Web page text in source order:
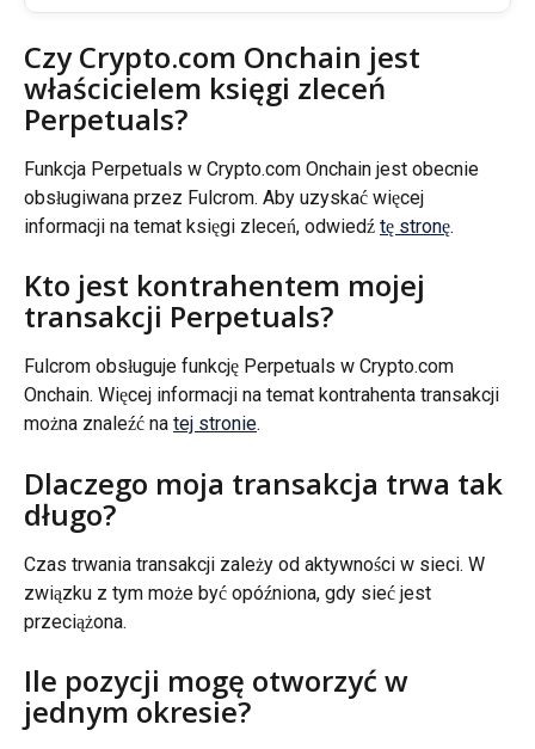
Czy Crypto.com Onchain jest
właścicielem księgi zleceń
Perpetuals?
Funkcja Perpetuals w Crypto.com Onchain jest obecnie
obsługiwana przez Fulcrom. Aby uzyskać więcej
informacji na temat księgi zleceń, odwiedź tę stronę.
Kto jest kontrahentem mojej
transakcji Perpetuals?
Fulcrom obsługuje funkcję Perpetuals w Crypto.com
Onchain. Więcej informacji na temat kontrahenta transakcji
można znaleźć na tej stronie.
Dlaczego moja transakcja trwa tak
długo?
Czas trwania transakcji zależy od aktywności w sieci. W
związku z tym może być opóźniona, gdy sieć jest
przeciążona.
Ile pozycji mogę otworzyć w
jednym okresie?